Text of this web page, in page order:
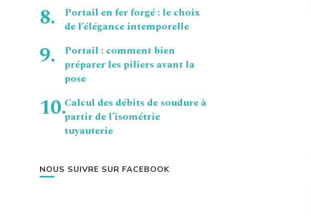
Portail en fer forgé : le choix
de l’élégance intemporelle
Portail : comment bien
préparer les piliers avant la
pose
Calcul des débits de soudure à
partir de l’isométrie
tuyauterie
NOUS SUIVRE SUR FACEBOOK